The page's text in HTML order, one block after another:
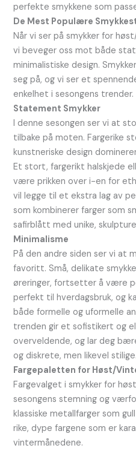
perfekte smykkene som
De Mest Populære
Når vi ser på smykker for
vi beveger oss mot både
minimalistiske design.
seg på, og vi ser et
enkelhet i sesongens trender.
Statement Smykker
I denne sesongen ser vi at
tilbake på moten. Fargerike
kunstneriske design
Et stort, fargerikt halskjede
være prikken over i-en for
vil legge til et ekstra lag av
som kombinerer farger som
safirblått med unike,
Minimalisme
På den andre siden ser vi at
favoritt. Små, delikate
øreringer, fortsetter å være
perfekt til hverdagsbruk, og
både formelle og uformelle
trenden gir et sofistikert og
overveldende, og lar deg
og diskrete, men likevel stilige.
Fargepaletten for Høst/
Fargevalget i smykker for
sesongens stemning og
klassiske metallfarger som
rike, dype fargene som er
vintermånedene.